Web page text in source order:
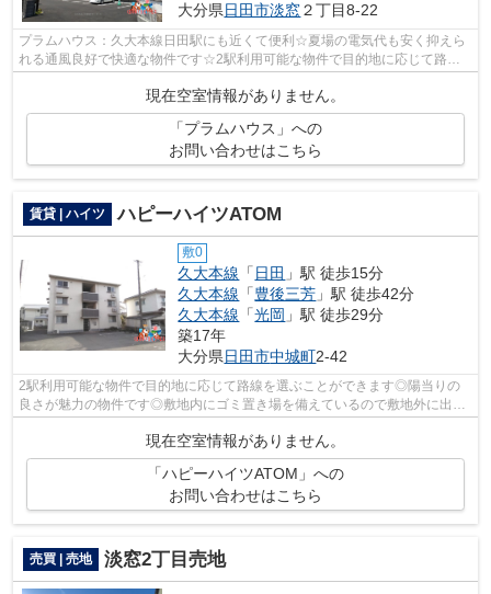
大分県日田市淡窓２丁目8-22
プラムハウス：久大本線日田駅にも近くて便利☆夏場の電気代も安く抑えら
れる通風良好で快適な物件です☆2駅利用可能な物件で目的地に応じて路線
現在空室情報がありません。
「プラムハウス」への
お問い合わせはこちら
賃貸 | ハイツ ハピーハイツATOM
敷0
久大本線 「 日田 」駅 徒歩15分
久大本線 「豊後三芳 」駅 徒歩42分
久大本線 「光岡 」駅 徒歩29分
築17年
大分県日田市中城町2-42
2駅利用可能な物件で目的地に応じて路線を選ぶことができます◎陽当りの
良さが魅力の物件です◎敷地内にゴミ置き場を備えているので敷地外に出る
必要が無く、短時間でごみ出しを終えられ...
現在空室情報がありません。
「ハピーハイツATOM」への
お問い合わせはこちら
売買 | 売地 淡窓2丁目売地